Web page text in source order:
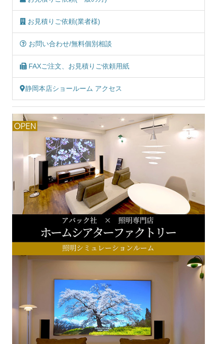
お見積りご依頼(業者様)
お問い合わせ/無料個別相談
FAXご注文、お見積りご依頼用紙
静岡本店ショールーム アクセス